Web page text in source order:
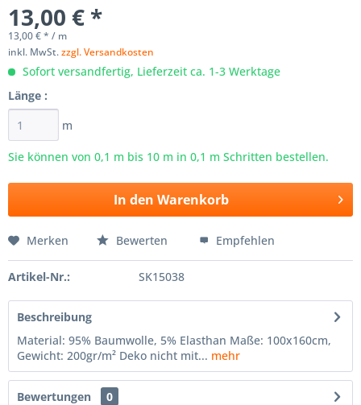
13,00 € *
13,00 € * / m
inkl. MwSt.zzgl. Versandkosten
Sofort versandfertig, Lieferzeit ca. 1-3 Werktage
Länge :
m
Sie können von 0,1 m bis 10 m in 0,1 m Schritten bestellen.
In den Warenkorb
Merken Bewerten Empfehlen
Artikel-Nr.: SK15038
Beschreibung
Material: 95% Baumwolle, 5% Elasthan Maße: 100x160cm,
Gewicht: 200gr/m² Deko nicht mit... mehr
Bewertungen
0